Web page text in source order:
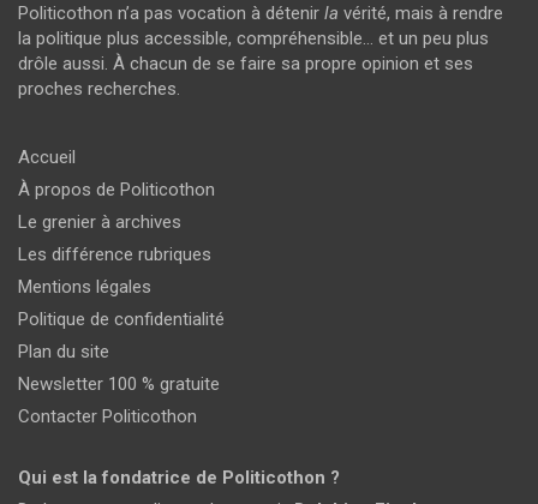
Politicothon n’a pas vocation à détenir la vérité, mais à rendre
la politique plus accessible, compréhensible… et un peu plus
drôle aussi. À chacun de se faire sa propre opinion et ses
proches recherches.
Accueil
À propos de Politicothon
Le grenier à archives
Les différence rubriques
Mentions légales
Politique de confidentialité
Plan du site
Newsletter 100 % gratuite
Contacter Politicothon
Qui est la fondatrice de Politicothon ?